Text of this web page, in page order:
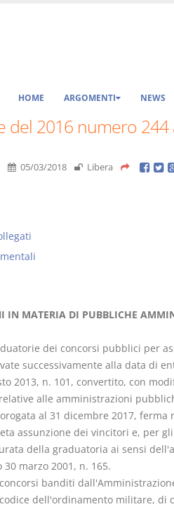
HOME ARGOMENTI NEWS
del 2016 numero 244
05/03/2018 Libera
IN MATERIA DI PUBBLICHE
dei concorsi pubblici per
successivamente alla data di
2013, n. 101, convertito, con
alle amministrazioni
al 31 dicembre 2017, ferma
assunzione dei vincitori e, per
della graduatoria ai sensi
marzo 2001, n. 165.
banditi
dell'ordinamento militare, di
Usufrutto Uso e
Abitazione
D. Minussi
Versione ebook€
4,19 (iva incl.)